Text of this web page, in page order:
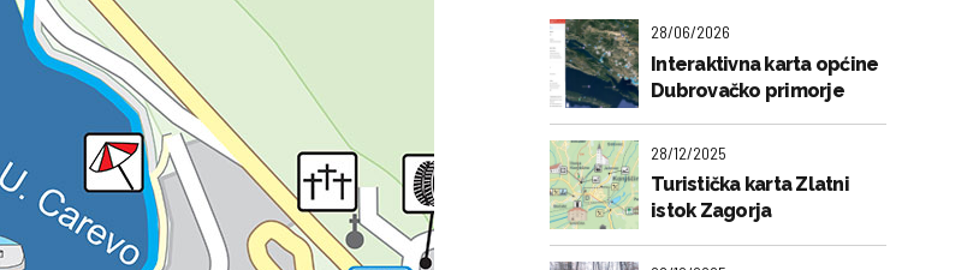
28/06/2026
Interaktivna karta općine
Dubrovačko primorje
28/12/2025
Turistička karta Zlatni
istok Zagorja